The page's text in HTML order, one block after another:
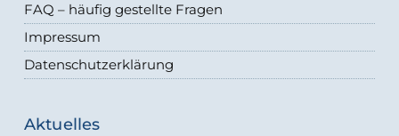
FAQ – häufig gestellte Fragen
Impressum
Datenschutzerklärung
Aktuelles